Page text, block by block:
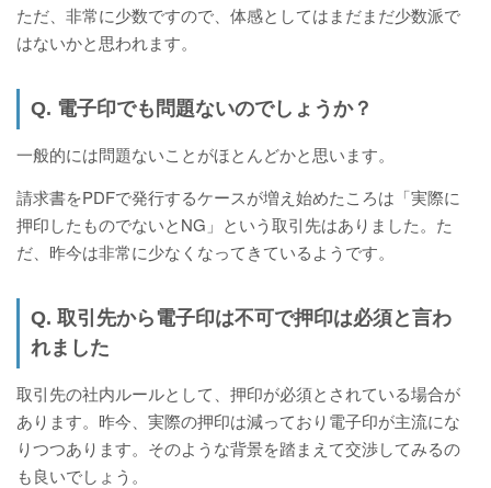
ただ、非常に少数ですので、体感としてはまだまだ少数派で
はないかと思われます。
Q. 電子印でも問題ないのでしょうか？
一般的には問題ないことがほとんどかと思います。
請求書をPDFで発行するケースが増え始めたころは「実際に
押印したものでないとNG」という取引先はありました。た
だ、昨今は非常に少なくなってきているようです。
Q. 取引先から電子印は不可で押印は必須と言わ
れました
取引先の社内ルールとして、押印が必須とされている場合が
あります。昨今、実際の押印は減っており電子印が主流にな
りつつあります。そのような背景を踏まえて交渉してみるの
も良いでしょう。